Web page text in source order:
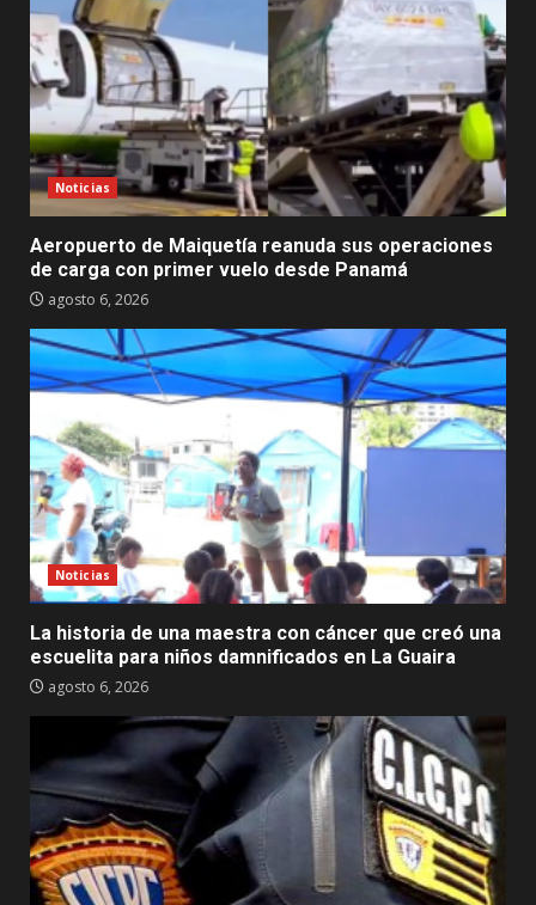
Noticias
Aeropuerto de Maiquetía reanuda sus operaciones
de carga con primer vuelo desde Panamá
agosto 6, 2026
Noticias
La historia de una maestra con cáncer que creó una
escuelita para niños damnificados en La Guaira
agosto 6, 2026